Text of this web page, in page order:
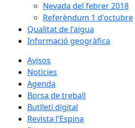
Nevada del febrer 2018
Referèndum 1 d'octubre
Qualitat de l'aigua
Informació geogràfica
Avisos
Notícies
Agenda
Borsa de treball
Butlletí digital
Revista l'Espina